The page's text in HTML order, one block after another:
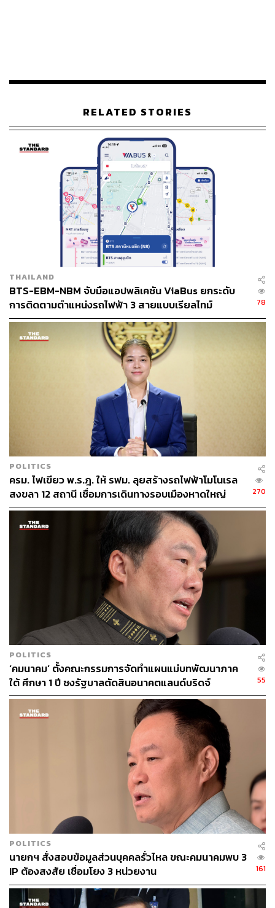
RELATED STORIES
THAILAND
BTS-EBM-NBM จับมือแอปพลิเคชัน ViaBus ยกระดับ
การติดตามตำแหน่งรถไฟฟ้า 3 สายแบบเรียลไทม์
78
POLITICS
ครม. ไฟเขียว พ.ร.ฎ. ให้ รฟม. ลุยสร้างรถไฟฟ้าโมโนเรล
สงขลา 12 สถานี เชื่อมการเดินทางรอบเมืองหาดใหญ่
270
POLITICS
‘คมนาคม’ ตั้งคณะกรรมการจัดทำแผนแม่บทพัฒนาภาค
ใต้ ศึกษา 1 ปี ชงรัฐบาลตัดสินอนาคตแลนด์บริดจ์
55
POLITICS
นายกฯ สั่งสอบข้อมูลส่วนบุคคลรั่วไหล ขณะคมนาคมพบ 3
IP ต้องสงสัย เชื่อมโยง 3 หน่วยงาน
161